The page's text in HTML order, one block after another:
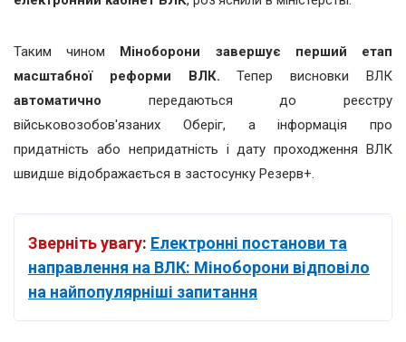
Таким чином Міноборони завершує перший етап
масштабної реформи ВЛК. Тепер висновки ВЛК
автоматично передаються до реєстру
військовозобов'язаних Оберіг, а інформація про
придатність або непридатність і дату проходження ВЛК
швидше відображається в застосунку Резерв+.
Зверніть увагу: Електронні постанови та
направлення на ВЛК: Міноборони відповіло
на найпопулярніші запитання